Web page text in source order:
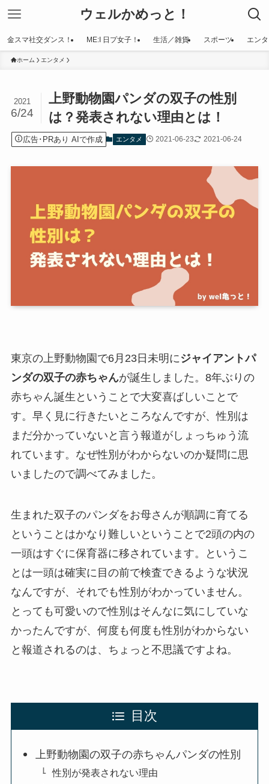
ウェルかめっと！
金スマ社交ダンス！ ME:I 日プ女子！ 生活／雑貨 スポーツ エン
ホーム エンタメ
上野動物園パンダの双子の性別
は？発表されない理由とは！
2021
6/24
広告･PRあり AIで作成 エンタメ 2021-06-23 2021-06-24
東京の上野動物園で6月23日未明にジャイアントパ
ンダの双子の赤ちゃんが誕生しました。8年ぶりの
赤ちゃん誕生ということで大変喜ばしいことで
す。早く見に行きたいところなんですが、性別は
まだ分かっていないと言う報道がしょっちゅう流
れています。なぜ性別がわからないのか疑問に思
いましたので調べてみました。
生まれた双子のパンダをお母さんが順調に育てる
ということはかなり難しいということで2頭の内の
一頭はすぐに保育器に移されています。というこ
とは一頭は確実に目の前で検査できるような状況
なんですが、それでも性別がわかっていません。
とっても可愛いので性別はそんなに気にしていな
かったんですが、何度も何度も性別がわからない
と報道されるのは、ちょっと不思議ですよね。
目次
上野動物園の双子の赤ちゃんパンダの性別
性別が発表されない理由